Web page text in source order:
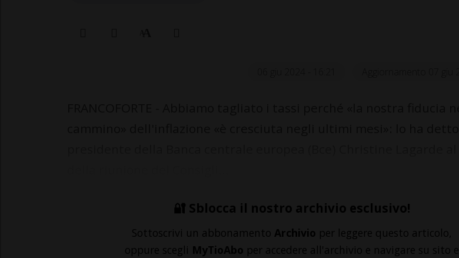
🔐 Sblocca il nostro archivio esclusivo!
Sottoscrivi un abbonamento Archivio per leggere questo articolo,
oppure scegli MyTioAbo per accedere all'archivio e navigare su sito e